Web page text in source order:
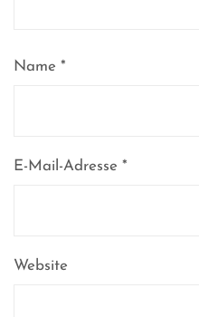
Name *
E-Mail-Adresse *
Website